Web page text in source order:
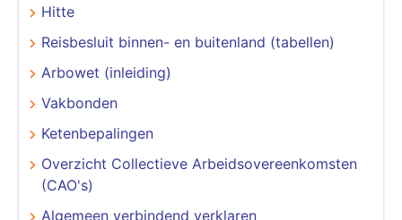
Hitte
Reisbesluit binnen- en buitenland (tabellen)
Arbowet (inleiding)
Vakbonden
Ketenbepalingen
Overzicht Collectieve Arbeidsovereenkomsten
(CAO's)
Algemeen verbindend verklaren